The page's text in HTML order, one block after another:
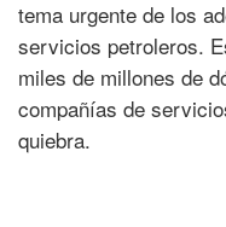
tema urgente de los
servicios petroleros.
miles de millones de
compañías de
quiebra.